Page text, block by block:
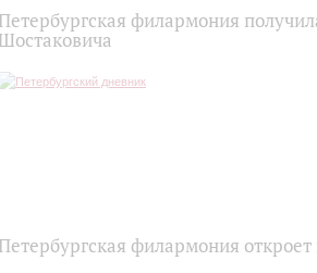
Петербургская филармония
Шостаковича
Петербургская филармония